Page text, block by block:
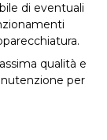
di eventuali
qualità e
per